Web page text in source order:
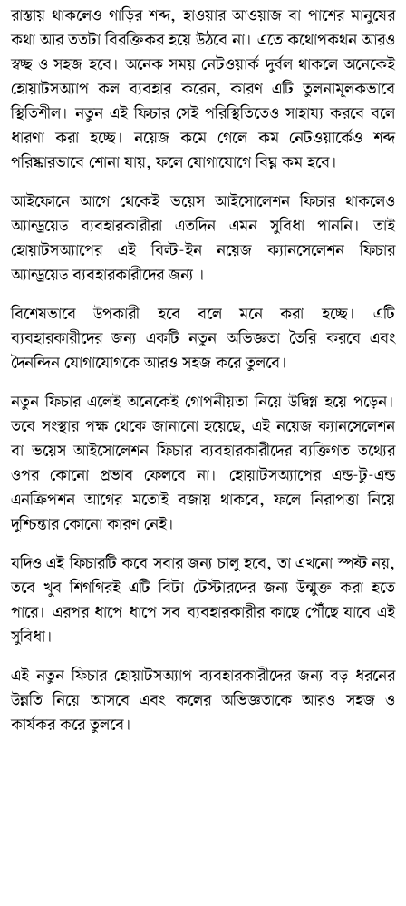
রাস্তায় থাকলেও গাড়ির শব্দ, হাওয়ার আওয়াজ বা পাশের মানুষের
কথা আর ততটা বিরক্তিকর হয়ে উঠবে না। এতে কথোপকথন আরও
স্বচ্ছ ও সহজ হবে। অনেক সময় নেটওয়ার্ক দুর্বল থাকলে অনেকেই
হোয়াটসঅ্যাপ কল ব্যবহার করেন, কারণ এটি তুলনামূলকভাবে
স্থিতিশীল। নতুন এই ফিচার সেই পরিস্থিতিতেও সাহায্য করবে বলে
ধারণা করা হচ্ছে। নয়েজ কমে গেলে কম নেটওয়ার্কেও শব্দ
পরিষ্কারভাবে শোনা যায়, ফলে যোগাযোগে বিঘ্ন কম হবে।
আইফোনে আগে থেকেই ভয়েস আইসোলেশন ফিচার থাকলেও
অ্যান্ড্রয়েড ব্যবহারকারীরা এতদিন এমন সুবিধা পাননি। তাই
হোয়াটসঅ্যাপের এই বিল্ট-ইন নয়েজ ক্যানসেলেশন ফিচার
অ্যান্ড্রয়েড ব্যবহারকারীদের জন্য ।
বিশেষভাবে উপকারী হবে বলে মনে করা হচ্ছে। এটি
ব্যবহারকারীদের জন্য একটি নতুন অভিজ্ঞতা তৈরি করবে এবং
দৈনন্দিন যোগাযোগকে আরও সহজ করে তুলবে।
নতুন ফিচার এলেই অনেকেই গোপনীয়তা নিয়ে উদ্বিগ্ন হয়ে পড়েন।
তবে সংস্থার পক্ষ থেকে জানানো হয়েছে, এই নয়েজ ক্যানসেলেশন
বা ভয়েস আইসোলেশন ফিচার ব্যবহারকারীদের ব্যক্তিগত তথ্যের
ওপর কোনো প্রভাব ফেলবে না। হোয়াটসঅ্যাপের এন্ড-টু-এন্ড
এনক্রিপশন আগের মতোই বজায় থাকবে, ফলে নিরাপত্তা নিয়ে
দুশ্চিন্তার কোনো কারণ নেই।
যদিও এই ফিচারটি কবে সবার জন্য চালু হবে, তা এখনো স্পষ্ট নয়,
তবে খুব শিগগিরই এটি বিটা টেস্টারদের জন্য উন্মুক্ত করা হতে
পারে। এরপর ধাপে ধাপে সব ব্যবহারকারীর কাছে পৌঁছে যাবে এই
সুবিধা।
এই নতুন ফিচার হোয়াটসঅ্যাপ ব্যবহারকারীদের জন্য বড় ধরনের
উন্নতি নিয়ে আসবে এবং কলের অভিজ্ঞতাকে আরও সহজ ও
কার্যকর করে তুলবে।